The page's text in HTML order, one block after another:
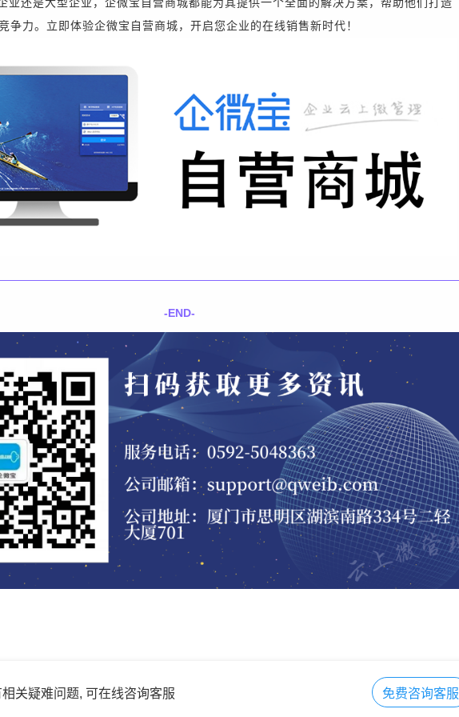
业还是大型企业，企微宝自营商城都能为其提供一个全面的解决方案，帮助他们打造
争力。立即体验企微宝自营商城，开启您企业的在线销售新时代！
-END-
关疑难问题, 可在线咨询客服 免费咨询客服